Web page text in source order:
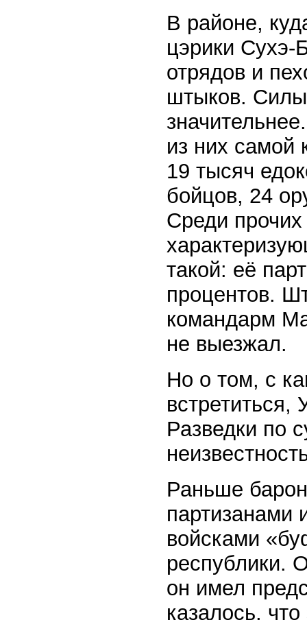
В районе,
цэрики Сухэ-
отрядов и
штыков. Силы
из них самой
19 тысяч
бойцов, 24
Среди прочих
такой: её
процентов.
командарм
не выезжал.
Но о том, с
Разведки по
Раньше
партизанами
войсками
республики.
он имел
казалось,